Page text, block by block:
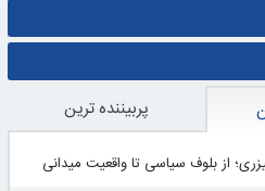
پربيننده ترين
از بلوف سیاسی تا واقعیت میدانی